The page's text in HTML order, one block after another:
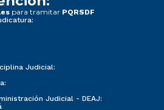
para tramitar PQRSDF
Judicial:
Judicial - DEAJ: